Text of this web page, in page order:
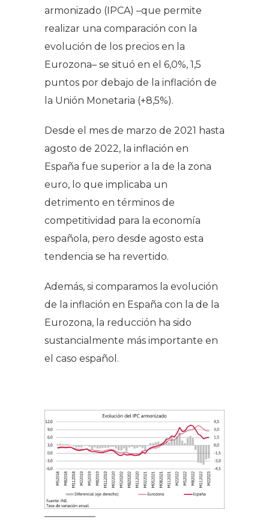
armonizado (IPCA) –que permite
realizar una comparación con la
evolución de los precios en la
Eurozona– se situó en el 6,0%, 1,5
puntos por debajo de la inflación de
la Unión Monetaria (+8,5%).
Desde el mes de marzo de 2021 hasta
agosto de 2022, la inflación en
España fue superior a la de la zona
euro, lo que implicaba un
detrimento en términos de
competitividad para la economía
española, pero desde agosto esta
tendencia se ha revertido.
Además, si comparamos la evolución
de la inflación en España con la de la
Eurozona, la reducción ha sido
sustancialmente más importante en
el caso español.